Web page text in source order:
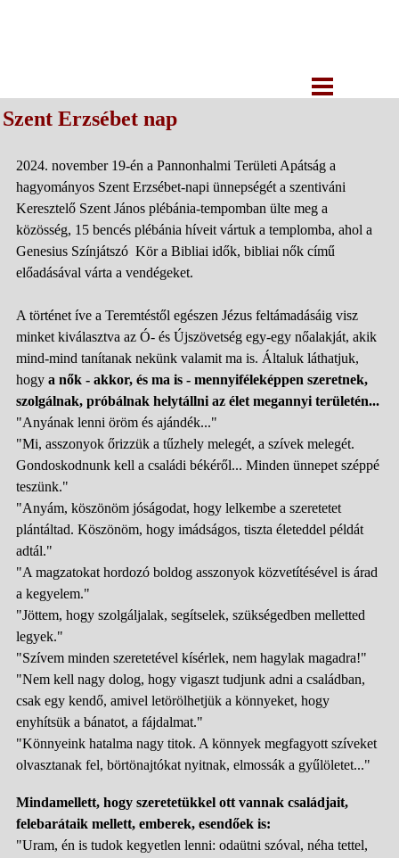
Szent Erzsébet nap
2024. november 19-én a Pannonhalmi Területi Apátság a
hagyományos Szent Erzsébet-napi ünnepségét a szentiváni
Keresztelő Szent János plébánia-tempomban ülte meg a
közösség, 15 bencés plébánia híveit vártuk a templomba, ahol a
Genesius Színjátszó Kör a Bibliai idők, bibliai nők című
előadásával várta a vendégeket.
A történet íve a Teremtéstől egészen Jézus feltámadásáig visz
minket kiválasztva az Ó- és Újszövetség egy-egy nőalakját, akik
mind-mind tanítanak nekünk valamit ma is. Általuk láthatjuk,
hogy a nők - akkor, és ma is - mennyiféleképpen szeretnek,
szolgálnak, próbálnak helytállni az élet megannyi területén...
"Anyának lenni öröm és ajándék..."
"Mi, asszonyok őrizzük a tűzhely melegét, a szívek melegét.
Gondoskodnunk kell a családi békéről... Minden ünnepet széppé
teszünk."
"Anyám, köszönöm jóságodat, hogy lelkembe a szeretetet
plántáltad. Köszönöm, hogy imádságos, tiszta életeddel példát
adtál."
"A magzatokat hordozó boldog asszonyok közvetítésével is árad
a kegyelem."
"Jöttem, hogy szolgáljalak, segítselek, szükségedben melletted
legyek."
"Szívem minden szeretetével kísérlek, nem hagylak magadra!"
"Nem kell nagy dolog, hogy vigaszt tudjunk adni a családban,
csak egy kendő, amivel letörölhetjük a könnyeket, hogy
enyhítsük a bánatot, a fájdalmat."
"Könnyeink hatalma nagy titok. A könnyek megfagyott szíveket
olvasztanak fel, börtönajtókat nyitnak, elmossák a gyűlöletet..."
Mindamellett, hogy szeretetükkel ott vannak családjait,
felebarátaik mellett, emberek, esendőek is:
"Uram, én is tudok kegyetlen lenni: odaütni szóval, néha tettel,